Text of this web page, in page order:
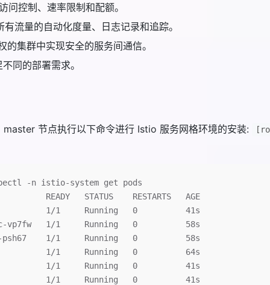
问控制、速率限制和配额。
流量的自动化度量、日志记录和追踪。
集群中实现安全的服务间通信。
同的部署需求。
节点执行以下命令进行 Istio 服务网格环境的安装:
-n istio-system get pods
STATUS    RESTARTS   AGE
1/1     Running   0          41s
vp7fw   1/1     Running   0          58s
psh67    1/1     Running   0          58s
1/1     Running   0          64s
1/1     Running   0          41s
1/1     Running   0          41s